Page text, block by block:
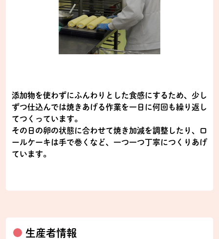
添加物を使わずにふんわりとした食感にするため、少し
ずつ仕込んでは焼きあげる作業を一日に何回も繰り返し
てつくっています。
その日の卵の状態に合わせて焼き加減を調整したり、ロ
ールケーキは手で巻くなど、一つ一つ丁寧につくりあげ
ています。
生産者情報